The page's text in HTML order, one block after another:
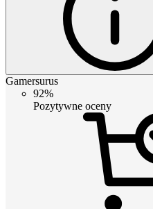
Gamersurus
92%
Pozytywne oceny